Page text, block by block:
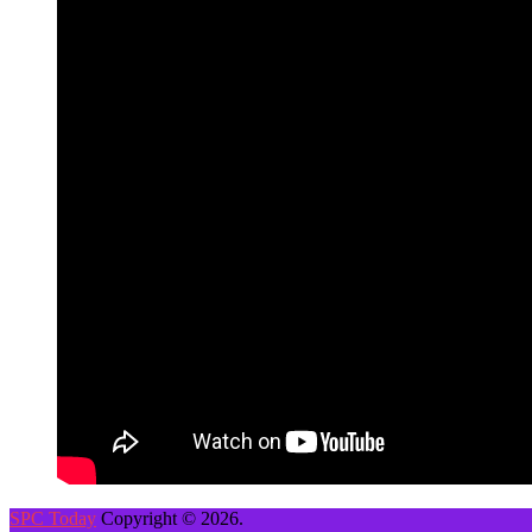
SPC Today Copyright © 2026.